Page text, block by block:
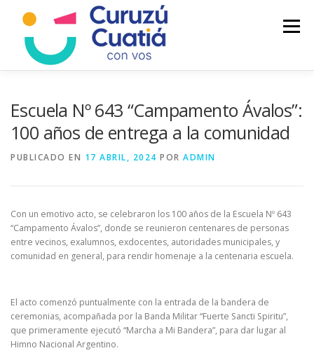
contenido
Menú
Escuela Nº 643 “Campamento Ávalos”:
100 años de entrega a la comunidad
PUBLICADO EN 17 ABRIL, 2024 POR ADMIN
Con un emotivo acto, se celebraron los 100 años de la Escuela Nº 643
“Campamento Ávalos”, donde se reunieron centenares de personas
entre vecinos, exalumnos, exdocentes, autoridades municipales, y
comunidad en general, para rendir homenaje a la centenaria escuela.
El acto comenzó puntualmente con la entrada de la bandera de
ceremonias, acompañada por la Banda Militar “Fuerte Sancti Spiritu”,
que primeramente ejecutó “Marcha a Mi Bandera”, para dar lugar al
Himno Nacional Argentino.